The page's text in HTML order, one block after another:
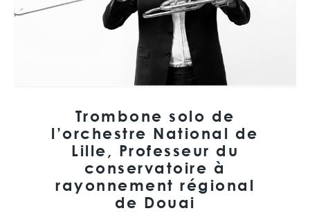
Trombone solo de
l’orchestre National de
Lille, Professeur du
conservatoire à
rayonnement régional
de Douai